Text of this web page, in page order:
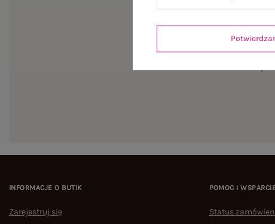
INFORMACJE O BUTIK
Zarejestruj się
POMOC I
Status